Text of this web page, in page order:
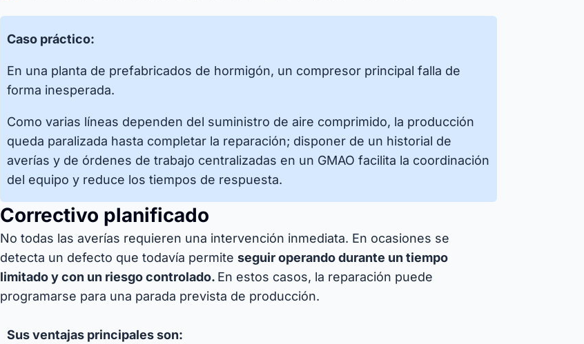
Caso práctico:
En una planta de prefabricados de hormigón, un compresor principal falla de
forma inesperada.
Como varias líneas dependen del suministro de aire comprimido, la producción
queda paralizada hasta completar la reparación; disponer de un historial de
averías y de órdenes de trabajo centralizadas en un GMAO facilita la coordinación
del equipo y reduce los tiempos de respuesta.
Correctivo planificado
No todas las averías requieren una intervención inmediata. En ocasiones se
detecta un defecto que todavía permite seguir operando durante un tiempo
limitado y con un riesgo controlado. En estos casos, la reparación puede
programarse para una parada prevista de producción.
Sus ventajas principales son: